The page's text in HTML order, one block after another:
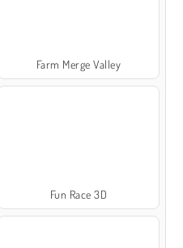
Farm Merge Valley
Fun Race 3D